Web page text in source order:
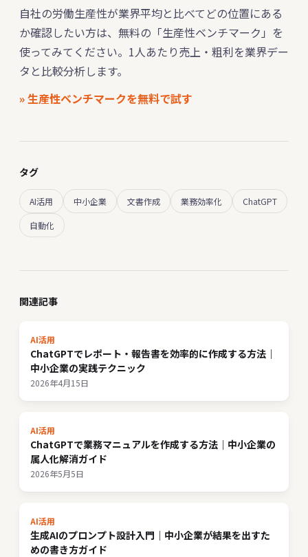
自社の労働生産性が業界平均と比べてどの位置にある
か確認したい方は、無料の「生産性ベンチマーク」を
使ってみてください。1人あたり売上・粗利を業界デー
タと比較分析します。
» 生産性ベンチマークを無料で試す
タグ
AI活用 中小企業 文書作成 業務効率化 ChatGPT
自動化
関連記事
AI活用
ChatGPTでレポート・報告書を効率的に作成する方法｜
中小企業の実践テクニック
2026年4月15日
AI活用
ChatGPTで業務マニュアルを作成する方法｜中小企業の
属人化解消ガイド
2026年5月5日
AI活用
生成AIのプロンプト設計入門｜中小企業が結果を出すた
めの書き方ガイド